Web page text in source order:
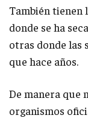
También tienen
donde se ha
otras donde las
que hace años.
De manera que
organismos